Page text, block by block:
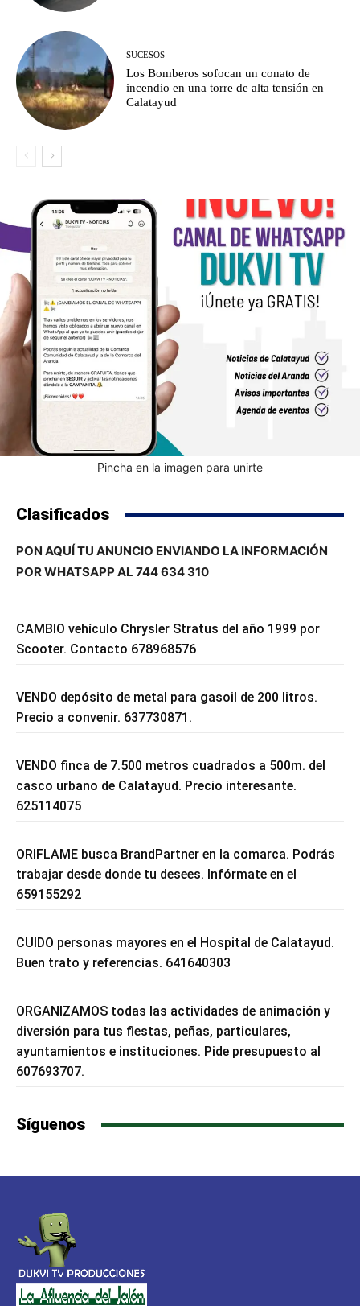
SUCESOS
Los Bomberos sofocan un conato de
incendio en una torre de alta tensión en
Calatayud
Pincha en la imagen para unirte
Clasificados
PON AQUÍ TU ANUNCIO ENVIANDO LA INFORMACIÓN
POR WHATSAPP AL 744 634 310
CAMBIO vehículo Chrysler Stratus del año 1999 por
Scooter. Contacto 678968576
VENDO depósito de metal para gasoil de 200 litros.
Precio a convenir. 637730871.
VENDO finca de 7.500 metros cuadrados a 500m. del
casco urbano de Calatayud. Precio interesante.
625114075
ORIFLAME busca BrandPartner en la comarca. Podrás
trabajar desde donde tu desees. Infórmate en el
659155292
CUIDO personas mayores en el Hospital de Calatayud.
Buen trato y referencias. 641640303
ORGANIZAMOS todas las actividades de animación y
diversión para tus fiestas, peñas, particulares,
ayuntamientos e instituciones. Pide presupuesto al
607693707.
Síguenos